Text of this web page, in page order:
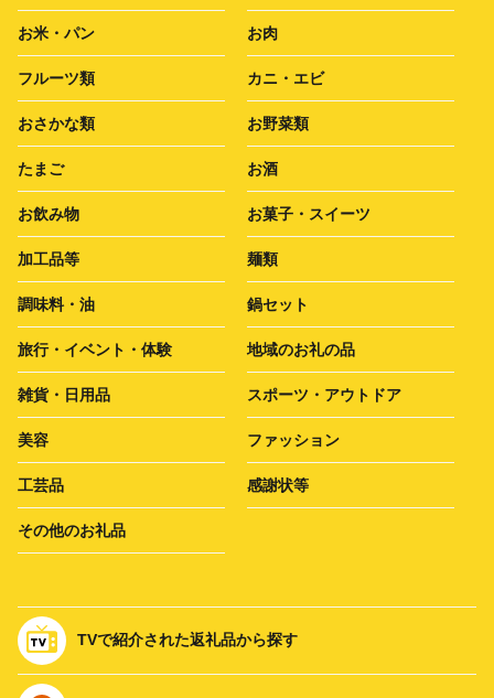
お米・パン お肉
フルーツ類 カニ・エビ
おさかな類 お野菜類
たまご お酒
お飲み物 お菓子・スイーツ
加工品等 麺類
調味料・油 鍋セット
旅行・イベント・体験 地域のお礼の品
雑貨・日用品 スポーツ・アウトドア
美容 ファッション
工芸品 感謝状等
その他のお礼品
TVで紹介された返礼品から探す